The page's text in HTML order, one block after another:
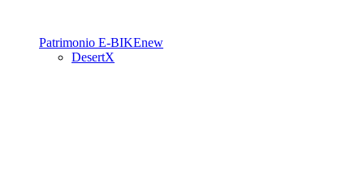
Patrimonio E-BIKEnew
DesertX